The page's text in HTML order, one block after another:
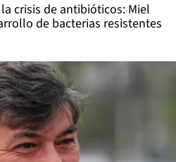
crisis de antibióticos: Miel
de bacterias resistentes